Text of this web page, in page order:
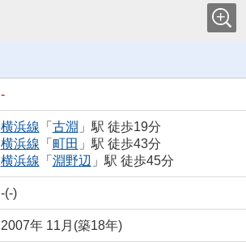
-
横浜線 「 古淵 」駅 徒歩19分
横浜線 「 町田 」駅 徒歩43分
横浜線 「 淵野辺 」駅 徒歩45分
-(-)
2007年 11月(築18年)